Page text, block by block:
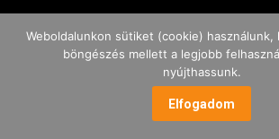
Weboldalunkon sütiket (cookie) használunk,
böngészés mellett a legjobb
nyújthassunk.
Elfogadom